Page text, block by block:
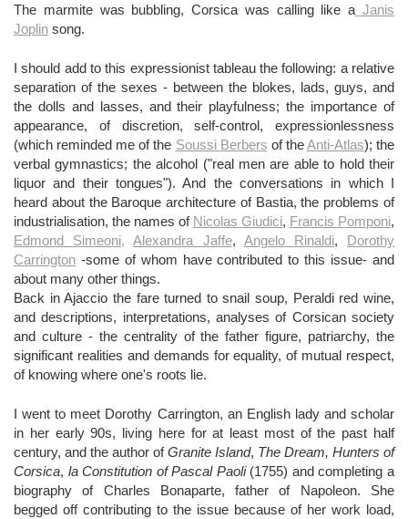
The marmite was bubbling, Corsica was calling like a Janis
Joplin song.
I should add to this expressionist tableau the following: a relative
separation of the sexes - between the blokes, lads, guys, and
the dolls and lasses, and their playfulness; the importance of
appearance, of discretion, self-control, expressionlessness
(which reminded me of the Soussi Berbers of theAnti-Atlas); the
verbal gymnastics; the alcohol ("real men are able to hold their
liquor and their tongues"). And the conversations in which I
heard about the Baroque architecture of Bastia, the problems of
industrialisation, the names of Nicolas Giudici, Francis Pomponi,
Edmond Simeoni,
Alexandra Jaffe, Angelo Rinaldi, Dorothy
Carrington -some of whom have contributed to this issue- and
about many other things.
Back in Ajaccio the fare turned to snail soup, Peraldi red wine,
and descriptions, interpretations, analyses of Corsican society
and culture - the centrality of the father figure, patriarchy, the
significant realities and demands for equality, of mutual respect,
of knowing where one's roots lie.
I went to meet Dorothy Carrington, an English lady and scholar
in her early 90s, living here for at least most of the past half
century, and the author ofGranite Island, The Dream, Hunters of
Corsica, la Constitution of Pascal Paoli(1755) and completing a
biography of Charles Bonaparte, father of Napoleon. She
begged off contributing to the issue because of her work load,